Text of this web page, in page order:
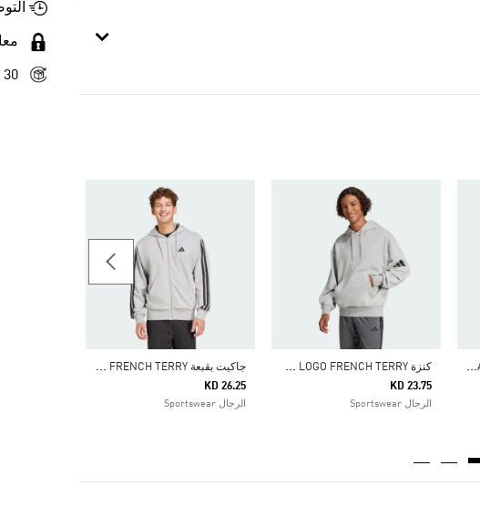
ك
نزة ESSENTIALS 3-STRIPES FLEECE ك
نزة ESSENTIALS LOOSE-FIT 3 BAR LOGO FRENCH TERRY
KD 23.75
الرجال Sportswear
ج
اكيت بقبعة ESSENTIALS 3-STRIPES FRENCH TERRY
KD 26.25
الرجال Sportswear
30 يوم إرجاع مجاني .